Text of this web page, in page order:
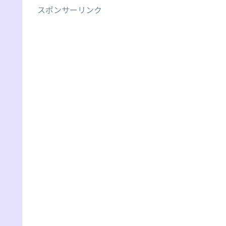
スポンサーリンク